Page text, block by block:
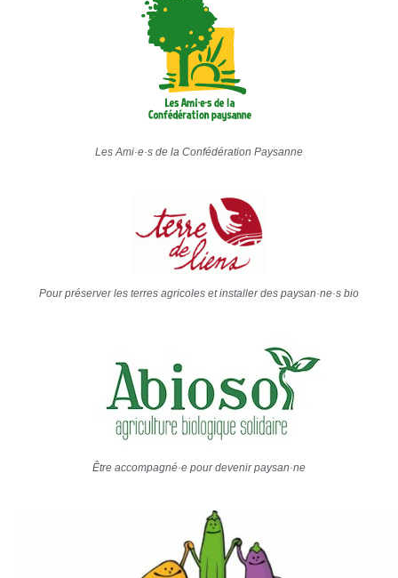
Les Ami·e·s de la Confédération Paysanne
Pour préserver les terres agricoles et installer des paysan·ne·s bio
Être accompagné·e pour devenir paysan·ne